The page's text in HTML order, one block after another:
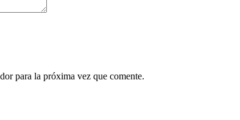
para la próxima vez que comente.